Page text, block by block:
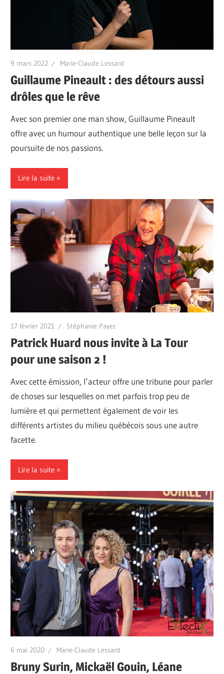
9 mars 2022 Marie-Claude Lessard
Guillaume Pineault : des détours aussi
drôles que le rêve
Avec son premier one man show, Guillaume Pineault
offre avec un humour authentique une belle leçon sur la
poursuite de nos passions.
Lire la suite
17 février 2021 Stéphanie Payez
Patrick Huard nous invite à La Tour
pour une saison 2 !
Avec cette émission, l’acteur offre une tribune pour parler
de choses sur lesquelles on met parfois trop peu de
lumière et qui permettent également de voir les
différents artistes du milieu québécois sous une autre
facette.
Lire la suite
6 mai 2020 Marie-Claude Lessard
Bruny Surin, Mickaël Gouin, Léane